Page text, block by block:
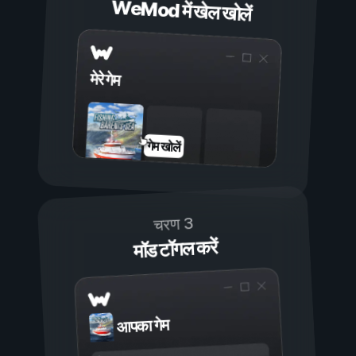
WeMod में खेल खोलें
मेरे गेम
गेम खोलें
चरण 3
मॉड टॉगल करें
आपका गेम